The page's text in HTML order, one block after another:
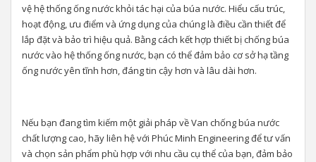
vệ hệ thống ống nước khỏi tác hại của búa nước. Hiểu cấu trúc,
hoạt động, ưu điểm và ứng dụng của chúng là điều cần thiết để
lắp đặt và bảo trì hiệu quả. Bằng cách kết hợp thiết bị chống búa
nước vào hệ thống ống nước, bạn có thể đảm bảo cơ sở hạ tầng
ống nước yên tĩnh hơn, đáng tin cậy hơn và lâu dài hơn.
Nếu bạn đang tìm kiếm một giải pháp về Van chống búa nước
chất lượng cao, hãy liên hệ với Phúc Minh Engineering để tư vấn
và chọn sản phẩm phù hợp với nhu cầu cụ thể của bạn, đảm bảo